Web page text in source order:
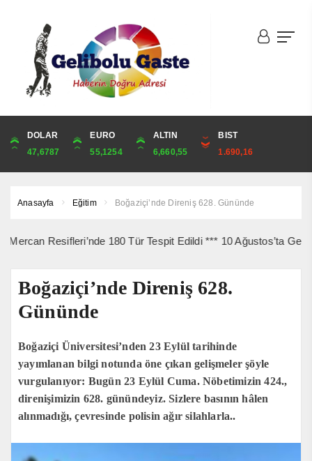
DOLAR
47,6787
EURO
55,1254
ALTIN
6,660,55
BIST
1.690,16
ONS
4,341,81
ALTIN
6,660,55
ÇEYREK
10,889,99
CUMHURİYET
44,750,00
Anasayfa Eğitim Boğaziçi’nde Direniş 628. Gününde
180 Tür Tespit Edildi *** 10 Ağustos’ta Gelibolu
Boğaziçi’nde Direniş 628.
Gününde
Boğaziçi Üniversitesi’nden 23 Eylül tarihinde
yayımlanan bilgi notunda öne çıkan gelişmeler şöyle
vurgulanıyor: Bugün 23 Eylül Cuma. Nöbetimizin 424.,
direnişimizin 628. günündeyiz. Sizlere basının hâlen
alınmadığı, çevresinde polisin ağır silahlarla..